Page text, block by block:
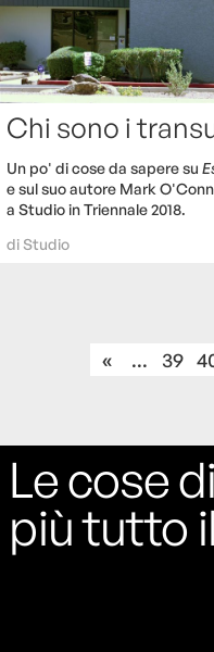
Chi sono i
Un po' di cose da sapere su
e sul suo autore Mark
a Studio in Triennale 2018.
diStudio
« ... 39
Le cose
più tutto